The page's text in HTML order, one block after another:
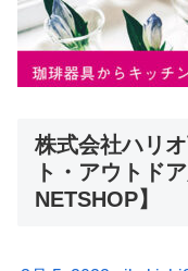
株式会社ハリ
ト・アウトド
NETSHOP】